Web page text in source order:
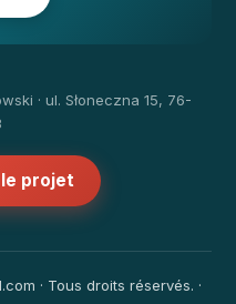
· ul. Słoneczna 15, 76-
projet
· Tous droits réservés. ·